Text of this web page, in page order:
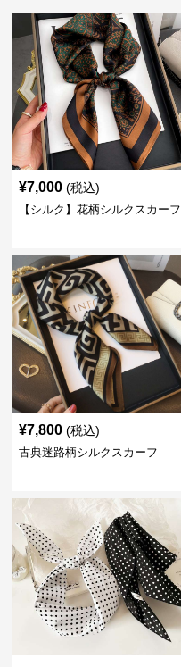
¥7,000 (税込)
【シルク】花柄シルクスカーフ
¥7,800 (税込)
古典迷路柄シルクスカーフ